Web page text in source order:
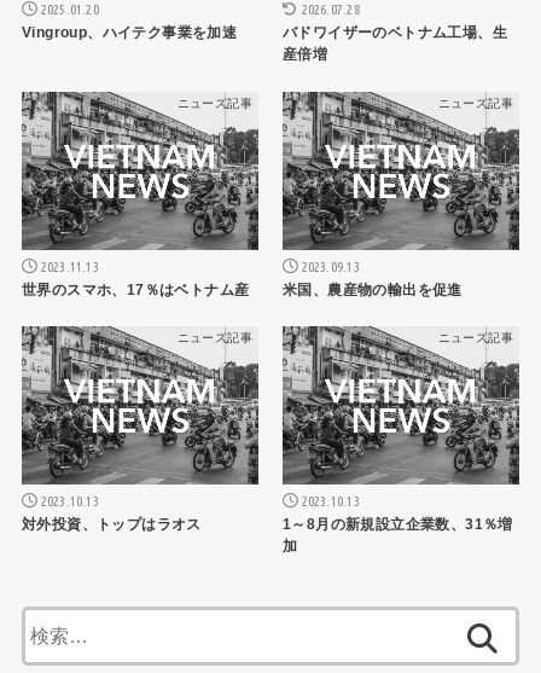
2025.01.20
Vingroup、ハイテク事業を加速
2026.07.28
バドワイザーのベトナム工場、生
産倍増
ニュース記事
2023.11.13
世界のスマホ、17％はベトナム産
ニュース記事
2023.09.13
米国、農産物の輸出を促進
ニュース記事
2023.10.13
対外投資、トップはラオス
ニュース記事
2023.10.13
1～8月の新規設立企業数、31％増
加
索: